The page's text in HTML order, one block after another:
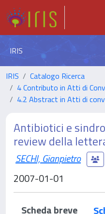
IRIS
IRIS
Catalogo Ricerca
4 Contributo in Atti di
4.2 Abstract in Atti di
Antibiotici e
review della
SECHI, Gianpietro
2007-01-01
Scheda breve